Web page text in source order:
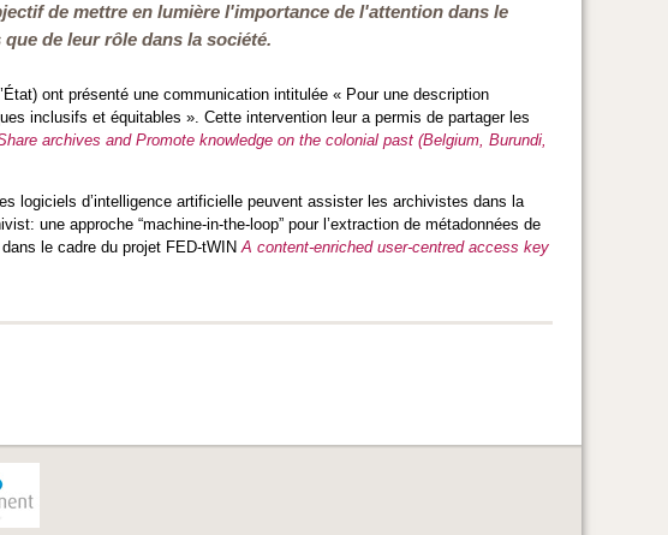
de mettre en lumière l'importance de l'attention dans le
de leur rôle dans la société.
ont présenté une communication intitulée « Pour une description
inclusifs et équitables ». Cette intervention leur a permis de partager les
archives and Promote knowledge on the colonial past (Belgium, Burundi,
logiciels d’intelligence artificielle peuvent assister les archivistes dans la
une approche “machine-in-the-loop” pour l’extraction de métadonnées de
le cadre du projet FED-tWIN A content-enriched user-centred access key